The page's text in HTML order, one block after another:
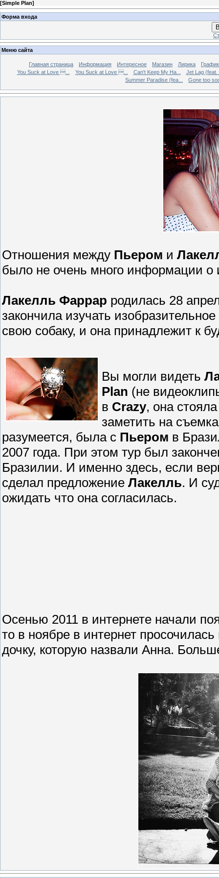
[Simple Plan]
Форма входа
Меню сайта
Главная страница Информация Интересное Магазин Лирика
You Suck at Love ...
You Suck at Love ... Can't Keep My Ha...
Jet Lag (feat.
Summer Paradise (fea...
Gone too
Отношения между Пьером и
было не очень много информации о
Лакелль Фаррар родилась 28
закончила изучать изобразительное
свою собаку, и она принадлежит к
Вы могли видеть
Plan (не
в Crazy, она
заметить на
разумеется, была с Пьером в
2007 года. При этом тур был
Бразилии. И именно здесь, если
сделал предложение Лакелль. И
ожидать что она согласилась.
Осенью 2011 в интернете начали
то в ноябре в интернет
дочку, которую назвали Анна.